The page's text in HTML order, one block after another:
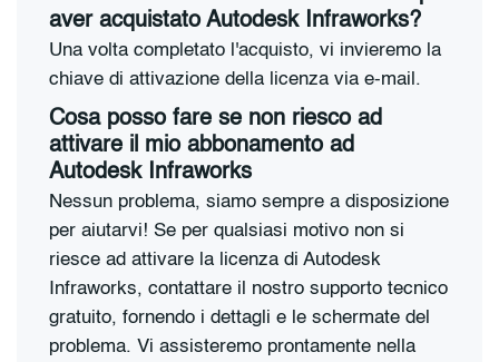
aver acquistato Autodesk Infraworks?
Una volta completato l'acquisto, vi invieremo la
chiave di attivazione della licenza via e-mail.
Cosa posso fare se non riesco ad
attivare il mio abbonamento ad
Autodesk Infraworks
Nessun problema, siamo sempre a disposizione
per aiutarvi! Se per qualsiasi motivo non si
riesce ad attivare la licenza di Autodesk
Infraworks, contattare il nostro supporto tecnico
gratuito, fornendo i dettagli e le schermate del
problema. Vi assisteremo prontamente nella